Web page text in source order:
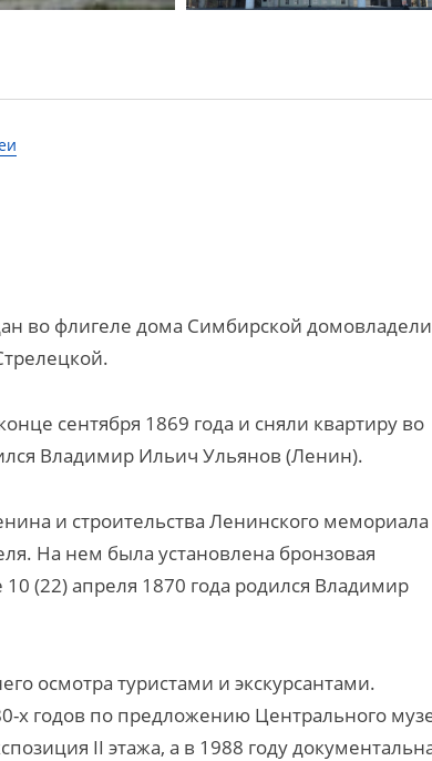
во флигеле дома Симбирской
сентября 1869 года и сняли квартиру во
Владимир Ильич Ульянов (Ленин).
и строительства Ленинского мемориала
На нем была установлена бронзовая
(22) апреля 1870 года родился Владимир
осмотра туристами и экскурсантами.
х годов по предложению Центрального
II этажа, а в 1988 году